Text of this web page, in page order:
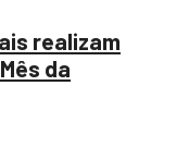
realizam
da